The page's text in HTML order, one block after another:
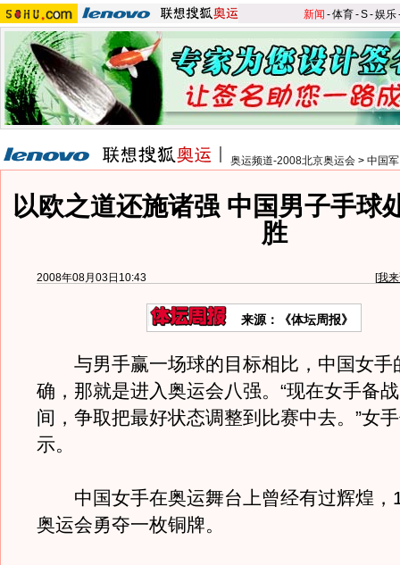
新闻 -体育-S-娱乐
奥运频道-2008北京奥运会 > 中国
以欧之道还施诸强 中国男子手球
胜
2008年08月03日10:43 [我
来源：《体坛周报》
与男手赢一场球的目标相比，中国女手
确，那就是进入奥运会八强。“现在女手备
间，争取把最好状态调整到比赛中去。”女
示。
中国女手在奥运舞台上曾经有过辉煌，
奥运会勇夺一枚铜牌。